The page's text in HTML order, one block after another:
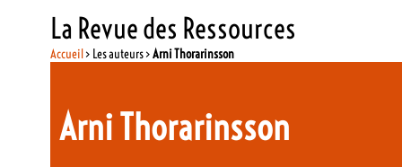
La Revue des Ressources
Accueil> Les auteurs >Arni Thorarinsson
Arni Thorarinsson